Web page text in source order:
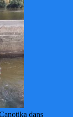
dans